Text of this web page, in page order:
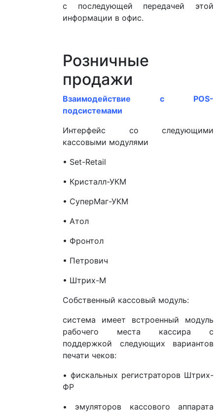
с последующей передачей этой
информации в офис.
Розничные
продажи
Взаимодействие с POS-
подсистемами
Интерфейс со следующими
кассовыми модулями
• Set-Retail
• Кристалл-УКМ
• СуперМаг-УКМ
• Атол
• Фронтол
• Петрович
• Штрих-М
Собственный кассовый модуль:
система имеет встроенный модуль
рабочего места кассира с
поддержкой следующих вариантов
печати чеков:
• фискальных регистраторов Штрих-
ФР
• эмуляторов кассового аппарата